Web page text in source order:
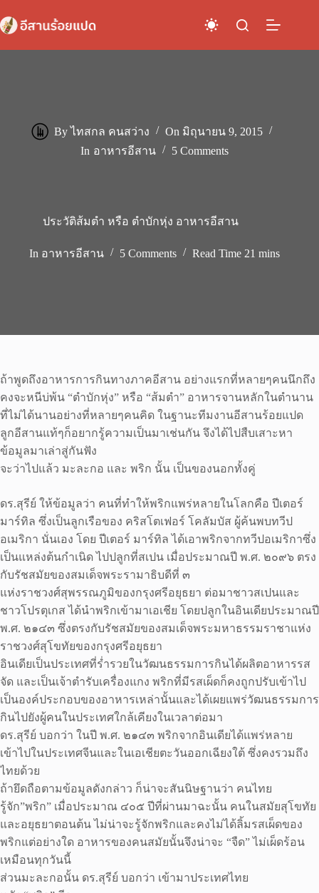
to
content
By ไทสกล คนสว่าง On มิถุนายน 9, 2015
In อาหารอีสาน 5 Comments
ประวัติส้มตำ หรือ ตำบักหุ่ง อาหารอีสาน
In อาหารอีสาน 5 Comments Read Time 21 mins
ถ้าพูดถึงอาหารการกินทางภาคอีสาน อย่างแรกที่หลายๆคนนึกถึง
คงจะหนีบ่พ้น “ตำบักหุ่ง” หรือ “ส้มตำ” อาหารจานหลักในตำนาน
ที่ไม่ได้นานอย่างที่หลายๆคนคิด ในฐานะทีมงานอีสานร้อยแปด
ลูกอีสานแท้ๆก็อยากรู้ความเป็นมาเช่นกัน จึงได้ไปสืบเสาะหา
ข้อมูลมาเล่าสู่กันฟัง
จะว่าไปแล้ว มะละกอ และ พริก นั้น เป็นของนอกทั้งคู่
ดร.สุรีย์ ให้ข้อมูลว่า คนที่ทำให้พริกแพร่หลายในโลกคือ ปีเตอร์
มาร์ทิล ซึ่งเป็นลูกเรือของ คริสโตเฟอร์ โคลัมบัส ผู้ค้นพบทวีป
อเมริกา นั่นเอง โดย ปีเตอร์ มาร์ทิล ได้เอาพริกจากทวีปอเมริกาซึ่ง
เป็นแหล่งต้นกำเนิด ไปปลูกที่สเปน เมื่อประมาณปี พ.ศ. ๒๐๙๖ ตรง
กับรัชสมัยของสมเด็จพระรามาธิบดีที่ ๓
แห่งราชวงศ์สุพรรณภูมิของกรุงศรีอยุธยา ต่อมาชาวสเปนและ
ชาวโปรตุเกส ได้นำพริกเข้ามาเอเชีย โดยปลูกในอินเดียประมาณปี
พ.ศ. ๒๑๔๓ ซึ่งตรงกับรัชสมัยของสมเด็จพระมหาธรรมราชาแห่ง
ราชวงศ์สุโขทัยของกรุงศรีอยุธยา
อินเดียเป็นประเทศที่ร่ำรวยในวัฒนธรรมการกินได้ผลิตอาหารรส
จัด และเป็นเจ้าตำรับเครื่องแกง พริกที่มีรสเผ็ดก็คงถูกปรับเข้าไป
เป็นองค์ประกอบของอาหารเหล่านั้นและได้เผยแพร่วัฒนธรรมการ
กินไปยังผู้คนในประเทศใกล้เคียงในเวลาต่อมา
ดร.สุรีย์ บอกว่า ในปี พ.ศ. ๒๑๔๓ พริกจากอินเดียได้แพร่หลาย
เข้าไปในประเทศจีนและในเอเชียตะวันออกเฉียงใต้ ซึ่งคงรวมถึง
ไทยด้วย
ถ้ายึดถือตามข้อมูลดังกล่าว ก็น่าจะสันนิษฐานว่า คนไทย
รู้จัก”พริก” เมื่อประมาณ ๔๐๕ ปีที่ผ่านมาฉะนั้น คนในสมัยสุโขทัย
และอยุธยาตอนต้น ไม่น่าจะรู้จักพริกและคงไม่ได้ลิ้มรสเผ็ดของ
พริกแต่อย่างใด อาหารของคนสมัยนั้นจึงน่าจะ “จืด” ไม่เผ็ดร้อน
เหมือนทุกวันนี้
ส่วนมะละกอนั้น ดร.สุรีย์ บอกว่า เข้ามาประเทศไทย